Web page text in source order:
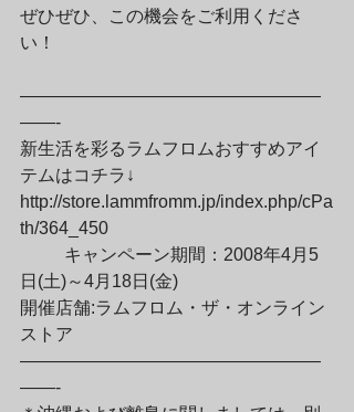
ぜひぜひ、この機会をご利用くださ
い！
—————————————————
——-
新生活を彩るラムフロムおすすめアイ
テムはコチラ↓
http://store.lammfromm.jp/index.php/cPa
th/364_450
日(土)～4月18日(金)
開催店舗:ラムフロム・ザ・オンライン
ストア
—————————————————
——-